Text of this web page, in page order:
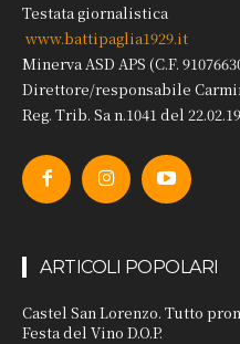
Testata giornalistica
www.battipaglia1929.it
Minerva ASD APS (C.F.
Direttore/responsabile
Reg. Trib. Sa n.1041 del
ARTICOLI POPOLARI
Castel San Lorenzo. Tutto
Festa del Vino D.O.P.